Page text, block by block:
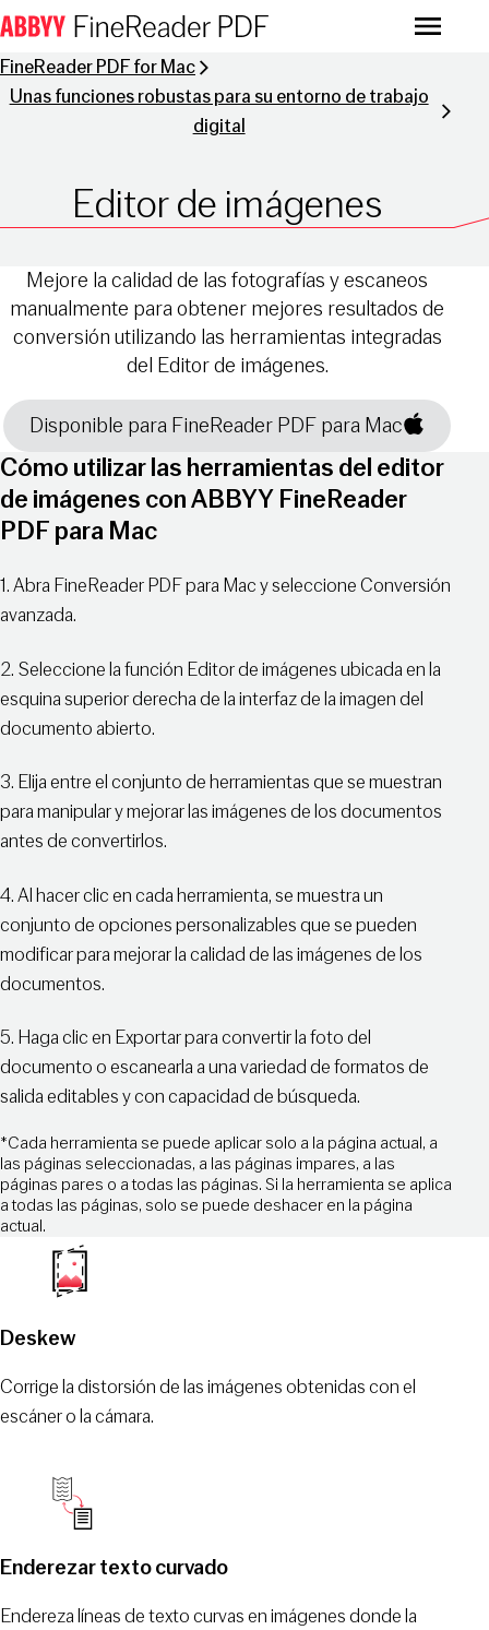
Menu
FineReader PDF for Mac
Unas funciones robustas para su entorno de trabajo
digital
Editor de imágenes
Mejore la calidad de las fotografías y escaneos
manualmente para obtener mejores resultados de
conversión utilizando las herramientas integradas
del Editor de imágenes.
Disponible para FineReader PDF para Mac
Cómo utilizar las herramientas del editor
de imágenes con ABBYY FineReader
PDF para Mac
1. Abra FineReader PDF para Mac y seleccione Conversión
avanzada.
2. Seleccione la función Editor de imágenes ubicada en la
esquina superior derecha de la interfaz de la imagen del
documento abierto.
3. Elija entre el conjunto de herramientas que se muestran
para manipular y mejorar las imágenes de los documentos
antes de convertirlos.
4. Al hacer clic en cada herramienta, se muestra un
conjunto de opciones personalizables que se pueden
modificar para mejorar la calidad de las imágenes de los
documentos.
5. Haga clic en Exportar para convertir la foto del
documento o escanearla a una variedad de formatos de
salida editables y con capacidad de búsqueda.
*Cada herramienta se puede aplicar solo a la página actual, a
las páginas seleccionadas, a las páginas impares, a las
páginas pares o a todas las páginas. Si la herramienta se aplica
a todas las páginas, solo se puede deshacer en la página
actual.
Deskew
Corrige la distorsión de las imágenes obtenidas con el
escáner o la cámara.
Enderezar texto curvado
Endereza líneas de texto curvas en imágenes donde la